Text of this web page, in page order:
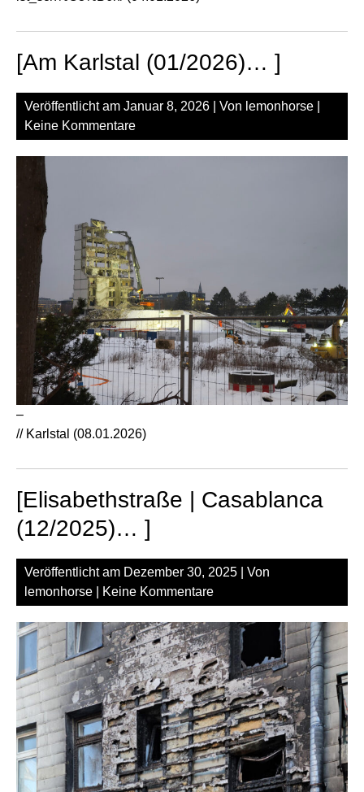
[Am Karlstal (01/2026)… ]
Veröffentlicht am Januar 8, 2026 | Von lemonhorse
Keine Kommentare
–
// Karlstal (08.01.2026)
[Elisabethstraße | Casablanca
(12/2025)… ]
Veröffentlicht am Dezember 30, 2025 | Von
lemonhorse
Keine Kommentare